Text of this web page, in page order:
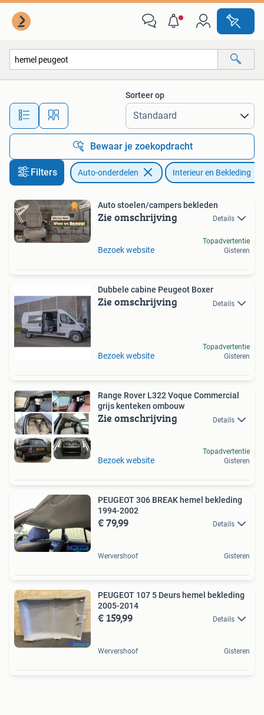
Alle afstanden…
Sorteer op
Bewaar je zoekopdracht
Filters Auto-onderdelen Interieur en Bekleding
Auto stoelen/campers bekleden
Zie omschrijving Details
Bezoek website
Topadvertentie
Gisteren
Dubbele cabine Peugeot Boxer
Zie omschrijving Details
Bezoek website
Topadvertentie
Gisteren
Range Rover L322 Voque Commercial
grijs kenteken ombouw
Zie omschrijving Details
Bezoek website
Topadvertentie
Gisteren
PEUGEOT 306 BREAK hemel bekleding
1994-2002
€ 79,99 Details
Wervershoof Gisteren
PEUGEOT 107 5 Deurs hemel bekleding
2005-2014
€ 159,99 Details
Wervershoof Gisteren